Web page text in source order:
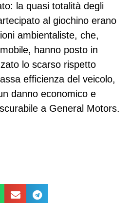
la quasi totalità degli
al giochino erano
ambientaliste, che,
hanno posto in
lo scarso rispetto
efficienza del veicolo,
danno economico e
a General Motors.